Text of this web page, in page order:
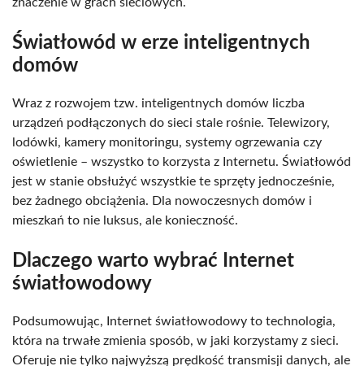
Światłowód w erze inteligentnych
domów
Wraz z rozwojem tzw. inteligentnych domów liczba
urządzeń podłączonych do sieci stale rośnie. Telewizory,
lodówki, kamery monitoringu, systemy ogrzewania czy
oświetlenie – wszystko to korzysta z Internetu. Światłowód
jest w stanie obsłużyć wszystkie te sprzęty jednocześnie,
bez żadnego obciążenia. Dla nowoczesnych domów i
mieszkań to nie luksus, ale konieczność.
Dlaczego warto wybrać Internet
światłowodowy
Podsumowując, Internet światłowodowy to technologia,
która na trwałe zmienia sposób, w jaki korzystamy z sieci.
Oferuje nie tylko najwyższą prędkość transmisji danych, ale